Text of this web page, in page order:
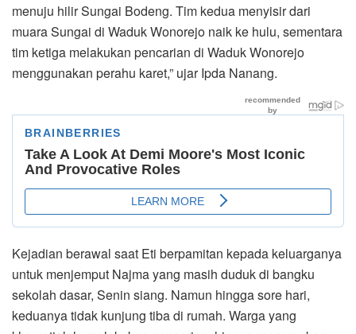
menuju hilir Sungai Bodeng. Tim kedua menyisir dari
muara Sungai di Waduk Wonorejo naik ke hulu, sementara
tim ketiga melakukan pencarian di Waduk Wonorejo
menggunakan perahu karet,” ujar Ipda Nanang.
Kejadian berawal saat Eti berpamitan kepada keluarganya
untuk menjemput Najma yang masih duduk di bangku
sekolah dasar, Senin siang. Namun hingga sore hari,
keduanya tidak kunjung tiba di rumah. Warga yang